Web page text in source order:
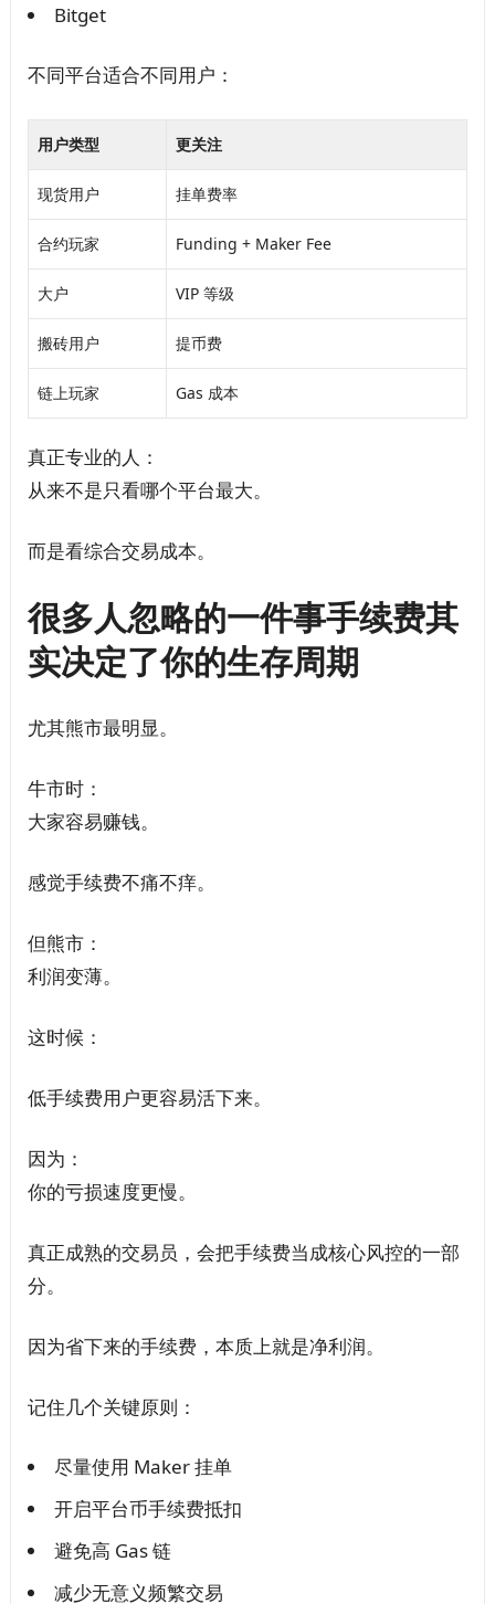
Bitget
不同平台适合不同用户：
用户类型 更关注
现货用户 挂单费率
合约玩家 Funding + Maker Fee
大户 VIP 等级
搬砖用户 提币费
链上玩家 Gas 成本
真正专业的人：
从来不是只看哪个平台最大。
而是看综合交易成本。
很多人忽略的一件事手续费其
实决定了你的生存周期
尤其熊市最明显。
牛市时：
大家容易赚钱。
感觉手续费不痛不痒。
但熊市：
利润变薄。
这时候：
低手续费用户更容易活下来。
因为：
你的亏损速度更慢。
真正成熟的交易员，会把手续费当成核心风控的一部
分。
因为省下来的手续费，本质上就是净利润。
记住几个关键原则：
尽量使用 Maker 挂单
开启平台币手续费抵扣
避免高 Gas 链
减少无意义频繁交易